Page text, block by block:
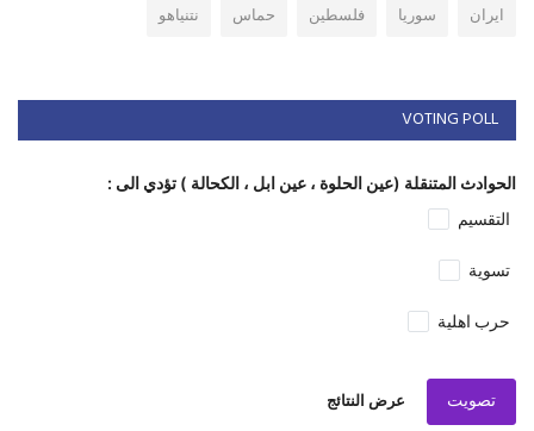
ايران
سوريا فلسطين حماس نتنياهو
VOTING POLL
الحوادث المتنقلة (عين الحلوة ، عين ابل ، الكحالة ) تؤدي الى :
التقسيم
تسوية
حرب اهلية
تصويت عرض النتائج